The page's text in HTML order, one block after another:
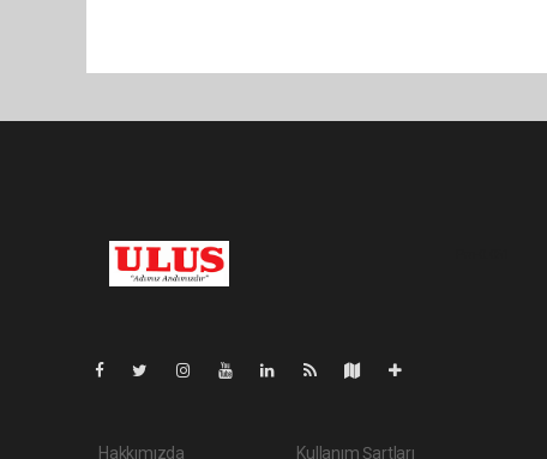
Hakkımızda Kullanım Şartları